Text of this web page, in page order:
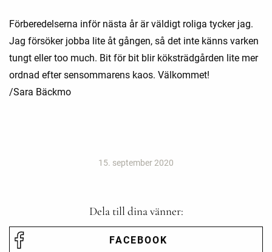
Förberedelserna inför nästa år är väldigt roliga tycker jag.
Jag försöker jobba lite åt gången, så det inte känns varken
tungt eller too much. Bit för bit blir köksträdgården lite mer
ordnad efter sensommarens kaos. Välkommet!
/Sara Bäckmo
15. september 2020
Dela till dina vänner:
FACEBOOK